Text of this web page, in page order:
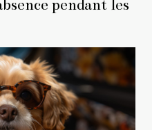
pendant les